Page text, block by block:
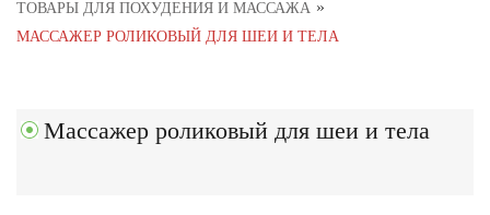
ТОВАРЫ ДЛЯ ПОХУДЕНИЯ И МАССАЖА »
МАССАЖЕР РОЛИКОВЫЙ ДЛЯ ШЕИ И ТЕЛА
Массажер роликовый для шеи и тела